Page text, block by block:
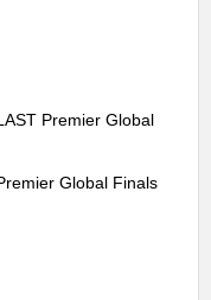
Premier Global
Global Finals